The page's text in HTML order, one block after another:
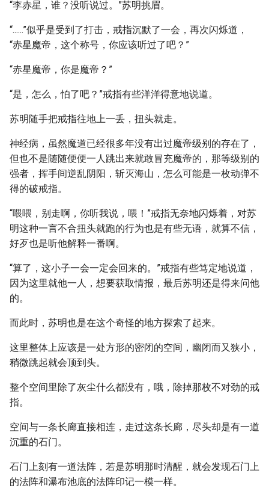
“李赤星，谁？没听说过。”苏明挑眉。
“......”似乎是受到了打击，戒指沉默了一会，再次闪烁道，
“赤星魔帝，这个称号，你应该听过了吧？”
“赤星魔帝，你是魔帝？”
“是，怎么，怕了吧？”戒指有些洋洋得意地说道。
苏明随手把戒指往地上一丢，扭头就走。
神经病，虽然魔道已经很多年没有出过魔帝级别的存在了，
但也不是随随便便一人跳出来就敢冒充魔帝的，那等级别的
强者，挥手间逆乱阴阳，斩灭海山，怎么可能是一枚动弹不
得的破戒指。
“喂喂，别走啊，你听我说，喂！”戒指无奈地闪烁着，对苏
明这种一言不合扭头就跑的行为也是有些无语，就算不信，
好歹也是听他解释一番啊。
“算了，这小子一会一定会回来的。”戒指有些笃定地说道，
因为这里就他一人，想要获取情报，最后苏明还是得来问他
的。
而此时，苏明也是在这个奇怪的地方探索了起来。
这里整体上应该是一处方形的密闭的空间，幽闭而又狭小，
稍微跳起就会顶到头。
整个空间里除了灰尘什么都没有，哦，除掉那枚不对劲的戒
指。
空间与一条长廊直接相连，走过这条长廊，尽头却是有一道
沉重的石门。
石门上刻有一道法阵，若是苏明那时清醒，就会发现石门上
的法阵和瀑布池底的法阵印记一模一样。